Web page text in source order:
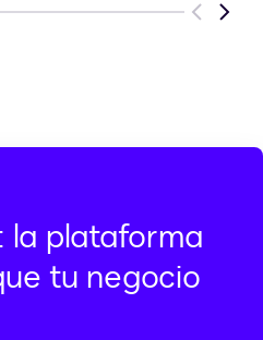
Previous
Next
la plataforma
tu negocio